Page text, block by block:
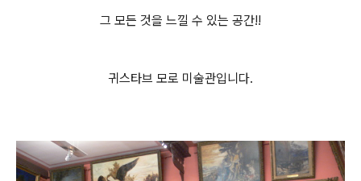
그 모든 것을 느낄 수 있는 공간!!
귀스타브 모로 미술관입니다.